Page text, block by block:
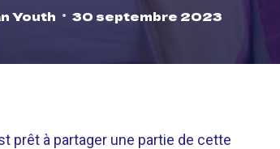
Youth 30 septembre 2023
prêt à partager une partie de cette